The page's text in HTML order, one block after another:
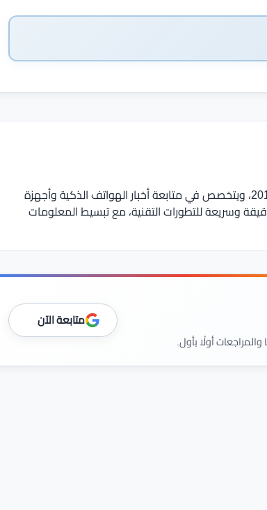
يعمل في مجال الصحافة والمحتوى التقني منذ عام 2013، ويتخصص في متابعة أخبار الهواتف الذكية وأجهزة
وسريعة للتطورات التقنية، مع تبسيط المعلومات
متابعة الآن